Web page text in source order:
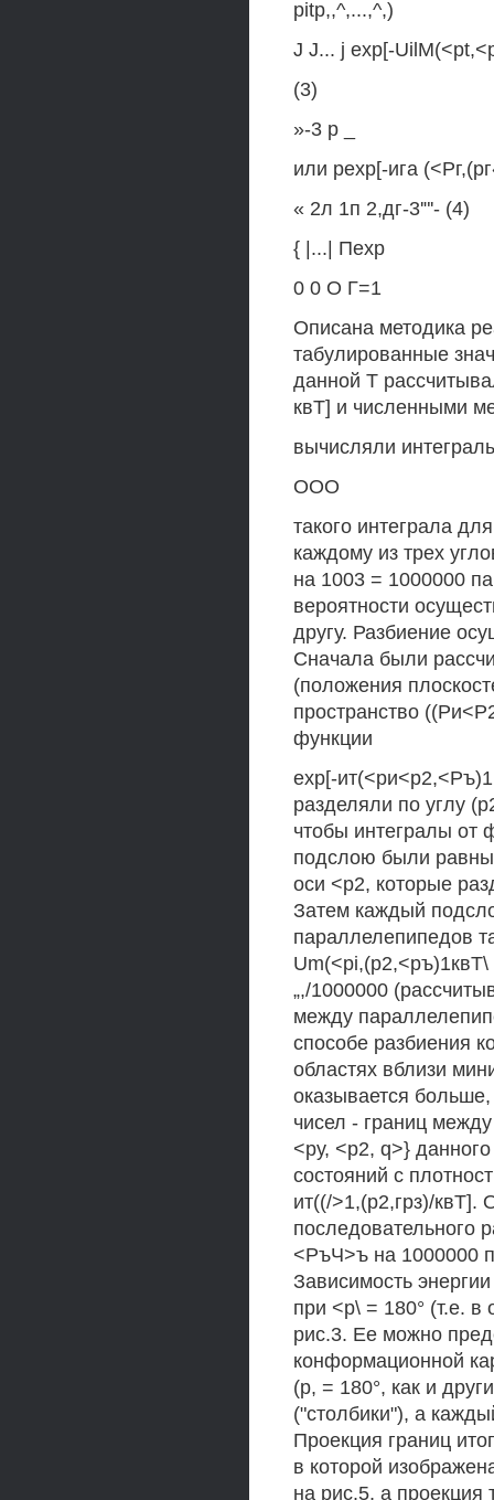
pitp,,^,...,^,)
J J... j exp[-
(3)
»-3 р _
или рехр[-ига
« 2л 1п 2,дг-3'"'- (4)
{ |...| Пехр
0 0 О Г=1
Описана методика
табулированные
данной Т
квТ] и численными
вычисляли
ООО
такого интеграла
каждому из трех
на 1003 = 1000000
вероятности
другу. Разбиение
Сначала были
(положения
пространство
функции
ехр[-
разделяли по углу
чтобы интегралы от
подслою были равны
оси <р2, которые
Затем каждый
параллелепипедов
„,/1000000
между
способе разбиения
областях вблизи
оказывается
чисел - границ
<ру, <р2, q>}
состояний с
ит((/>1,(р2,грз)/
последовательного
<РъЧ>ъ на 1000000
Зависимость
при <р\ = 180° (т.е. в
рис.3. Ее можно
конформационной
(р, = 180°, как и
("столбики"), а
Проекция границ
в которой
на рис.5, а